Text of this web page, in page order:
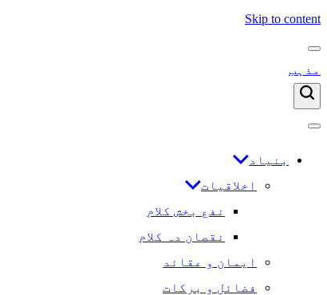
Skip to content
مذہب
بنیاد
اخلاقیات
نفع بخش کلام
نقصان دہ کلام
ایمان و عقائد
فضائل و برکات